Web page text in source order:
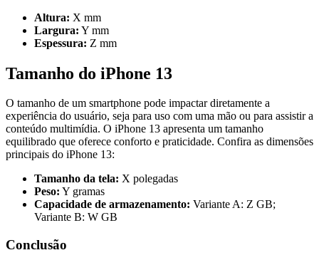
Altura: X mm
Largura: Y mm
Espessura: Z mm
Tamanho do iPhone 13
O tamanho de um smartphone pode impactar diretamente a
experiência do usuário, seja para uso com uma mão ou para assistir a
conteúdo multimídia. O iPhone 13 apresenta um tamanho
equilibrado que oferece conforto e praticidade. Confira as dimensões
principais do iPhone 13:
Tamanho da tela: X polegadas
Peso: Y gramas
Capacidade de armazenamento: Variante A: Z GB;
Variante B: W GB
Conclusão